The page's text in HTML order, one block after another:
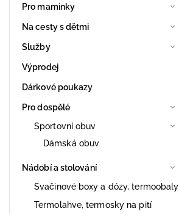
Pro maminky
Na cesty s dětmi
Služby
Výprodej
Dárkové poukazy
Pro dospělé
Sportovní obuv
Dámská obuv
Nádobí a stolování
Svačinové boxy a dózy, termoobaly
Termolahve, termosky na pití